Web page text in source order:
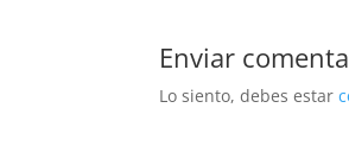
Enviar
Lo siento, debes estar